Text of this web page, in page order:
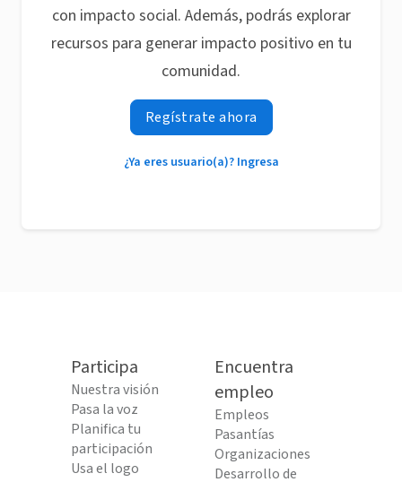
con impacto social. Además, podrás explorar
recursos para generar impacto positivo en tu
comunidad.
Regístrate ahora
¿Ya eres usuario(a)? Ingresa
Participa
Nuestra visión
Pasa la voz
Planifica tu
participación
Usa el logo
Encuentra
empleo
Empleos
Pasantías
Organizaciones
Desarrollo de